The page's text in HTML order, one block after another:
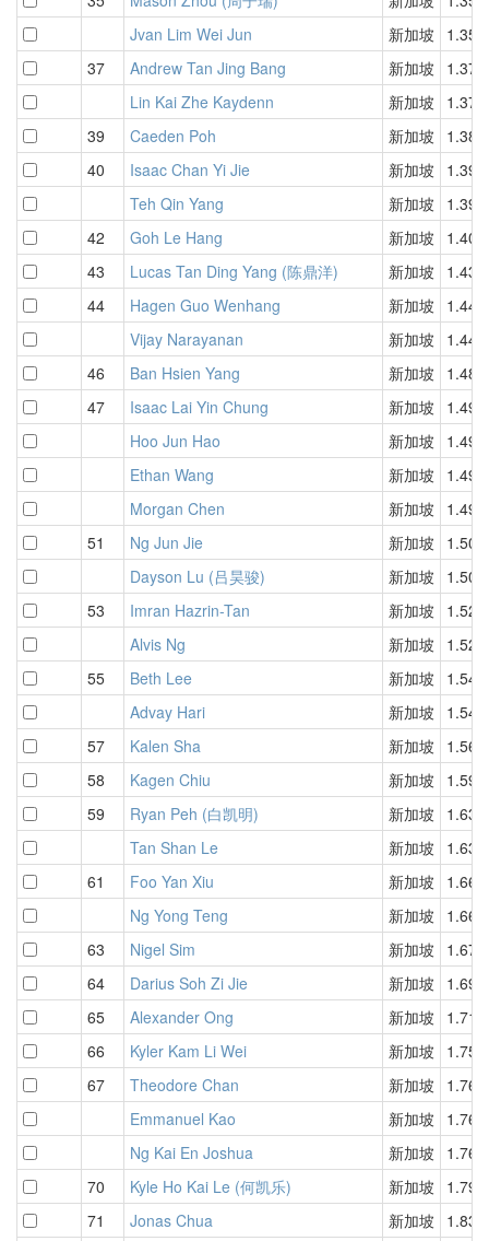
Jvan Lim Wei Jun
新加坡
1.35
37
Andrew Tan Jing Bang 新加坡
1.37
Lin Kai Zhe Kaydenn
新加坡
1.37
39
Caeden Poh 新加坡
1.38
40
Isaac Chan Yi Jie 新加坡
1.39
Teh Qin Yang
新加坡
1.39
42
Goh Le Hang 新加坡
1.40
43
Lucas Tan Ding Yang (陈鼎洋) 新加坡
1.43
44
Hagen Guo Wenhang 新加坡
1.44
Vijay Narayanan
新加坡
1.44
46
Ban Hsien Yang 新加坡
1.48
47
Isaac Lai Yin Chung 新加坡
1.49
Hoo Jun Hao
新加坡
1.49
Ethan Wang
新加坡
1.49
Morgan Chen
新加坡
1.49
51
Ng Jun Jie 新加坡
1.50
Dayson Lu (吕昊骏)
新加坡
1.50
53
Imran Hazrin-Tan 新加坡
1.52
Alvis Ng
新加坡
1.52
55
Beth Lee 新加坡
1.54
Advay Hari
新加坡
1.54
57
Kalen Sha 新加坡
1.56
58
Kagen Chiu 新加坡
1.59
59
Ryan Peh (白凯明) 新加坡
1.63
Tan Shan Le
新加坡
1.63
61
Foo Yan Xiu 新加坡
1.66
Ng Yong Teng
新加坡
1.66
63
Nigel Sim 新加坡
1.67
64
Darius Soh Zi Jie 新加坡
1.69
65
Alexander Ong 新加坡
1.71
66
Kyler Kam Li Wei 新加坡
1.75
67
Theodore Chan 新加坡
1.76
Emmanuel Kao
新加坡
1.76
Ng Kai En Joshua
新加坡
1.76
70
Kyle Ho Kai Le (何凯乐) 新加坡
1.79
71
Jonas Chua 新加坡
1.83